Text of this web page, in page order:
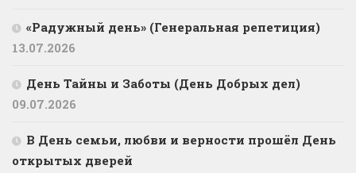
«Радужный день» (Генеральная репетиция)
13.07.2026
День Тайны и Заботы (День Добрых дел)
09.07.2026
В День семьи, любви и верности прошёл День
открытых дверей